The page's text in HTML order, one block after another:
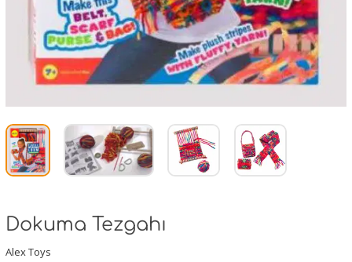
Dokuma Tezgahı
Alex Toys